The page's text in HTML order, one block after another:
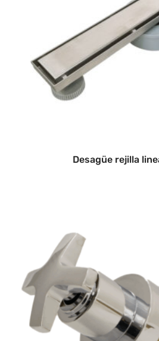
Desagüe rejilla